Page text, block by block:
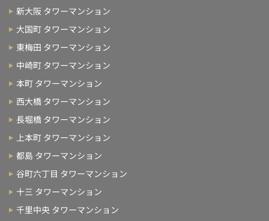
新大阪 タワーマンション
大国町 タワーマンション
東梅田 タワーマンション
中崎町 タワーマンション
本町 タワーマンション
西大橋 タワーマンション
長堀橋 タワーマンション
上本町 タワーマンション
都島 タワーマンション
谷町六丁目 タワーマンション
十三 タワーマンション
千里中央 タワーマンション